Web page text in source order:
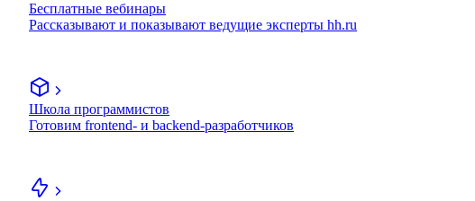
Бесплатные вебинары
Рассказывают и показывают ведущие эксперты hh.ru
Школа программистов
Готовим frontend- и backend-разработчиков